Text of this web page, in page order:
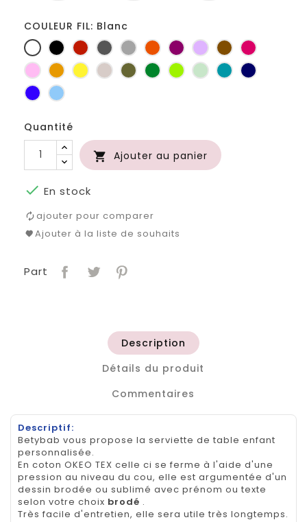
COULEUR FIL: Blanc
BlancNoir RougeGris
foncé
Gris
clair
Orange
PruneLilasMarronFuchsia
RoseJaune
d'or
jauneFicelleKaki Vert
bouteille
Anis Vert
d'eau
Turquoise
Marine
Bleu
roi
Bleu
Quantité
 Ajouter au panier
 En stock
ajouter pour comparer
Ajouter à la liste de souhaits
Part
Description
Détails du produit
Commentaires
Descriptif:
Betybab vous propose la serviette de table enfant
personnalisée.
En coton OKEO TEX celle ci se ferme à l'aide d'une
pression au niveau du cou, elle est argumentée d'un
dessin brodée ou sublimé avec prénom ou texte
selon votre choix brodé .
Très facile d'entretien, elle sera utile très longtemps.